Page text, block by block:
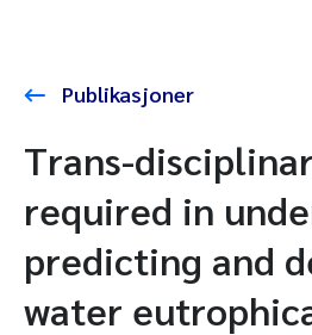
Publikasjoner
Trans-
required in
predicting and
water